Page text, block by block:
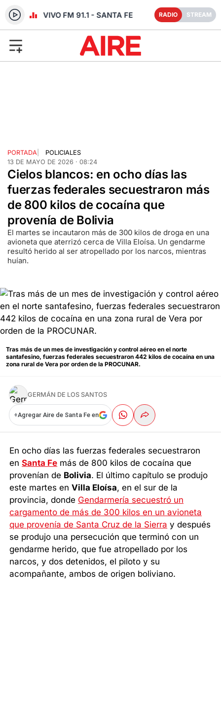
RADIO EN VIVO FM 91.1 - SANTA FE RADIO STREAM
PORTADA
POLICIALES
13 DE MAYO DE 2026 · 08:24
Cielos blancos: en ocho días las
fuerzas federales secuestraron más
de 800 kilos de cocaína que
provenía de Bolivia
El martes se incautaron más de 300 kilos de droga en una
avioneta que aterrizó cerca de Villa Eloísa. Un gendarme
resultó herido al ser atropellado por los narcos, mientras
huían.
Tras más de un mes de investigación y control aéreo en el norte
santafesino, fuerzas federales secuestraron 442 kilos de cocaína en una
zona rural de Vera por orden de la PROCUNAR.
GERMÁN DE LOS SANTOS
+Agregar Aire de Santa Fe en
En ocho días las fuerzas federales secuestraron
enSanta Fe más de 800 kilos de cocaína que
provenían de Bolivia. El último capítulo se produjo
este martes enVilla Eloísa, en el sur de la
provincia, donde Gendarmería secuestró un
cargamento de más de 300 kilos en un avioneta
que provenía de Santa Cruz de la Sierra y después
se produjo una persecución que terminó con un
gendarme herido, que fue atropellado por los
narcos, y dos detenidos, el piloto y su
acompañante, ambos de origen boliviano.